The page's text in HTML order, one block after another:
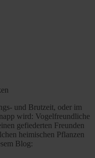
und Brutzeit, oder im
wird: Vogelfreundliche
gefiederten Freunden
heimischen Pflanzen
Blog: